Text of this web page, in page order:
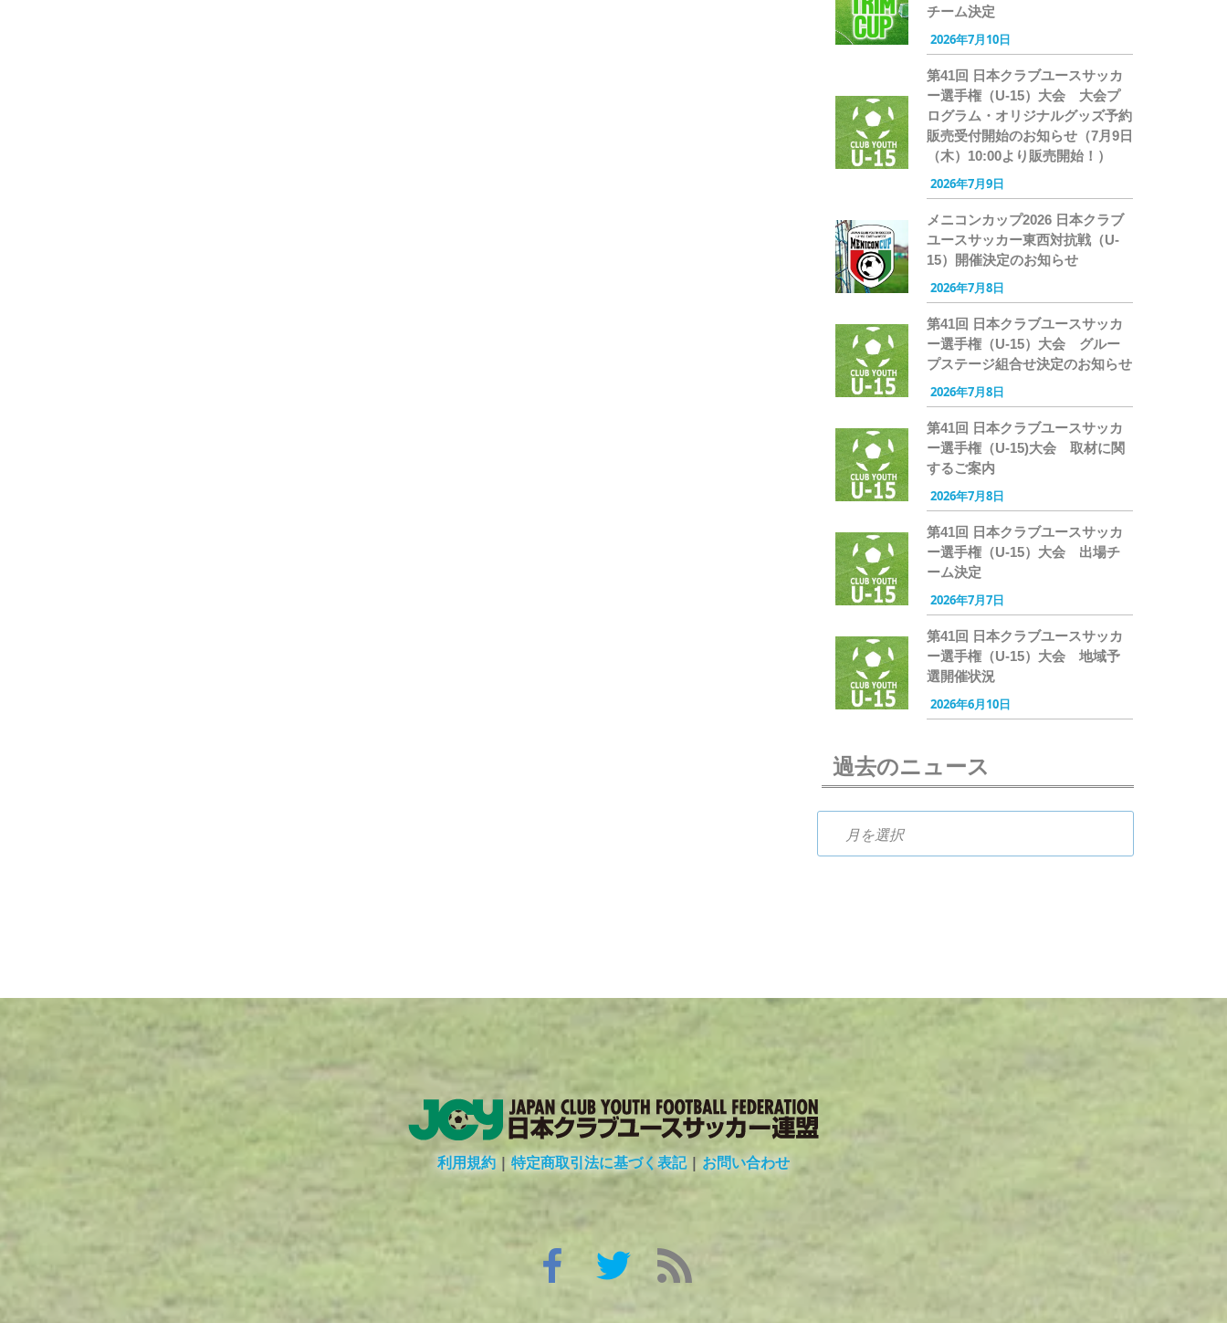
チーム決定
2026年7月10日
第41回 日本クラブユースサッカ
ー選手権（U-15）大会 大会プ
ログラム・オリジナルグッズ予約
販売受付開始のお知らせ（7月9日
（木）10:00より販売開始！）
2026年7月9日
メニコンカップ2026 日本クラブ
ユースサッカー東西対抗戦（U-
15）開催決定のお知らせ
2026年7月8日
第41回 日本クラブユースサッカ
ー選手権（U-15）大会 グルー
プステージ組合せ決定のお知らせ
2026年7月8日
第41回 日本クラブユースサッカ
ー選手権（U-15)大会 取材に関
するご案内
2026年7月8日
第41回 日本クラブユースサッカ
ー選手権（U-15）大会 出場チ
ーム決定
2026年7月7日
第41回 日本クラブユースサッカ
ー選手権（U-15）大会 地域予
選開催状況
2026年6月10日
過去のニュース
利用規約 | 特定商取引法に基づく表記|お問い合わせ